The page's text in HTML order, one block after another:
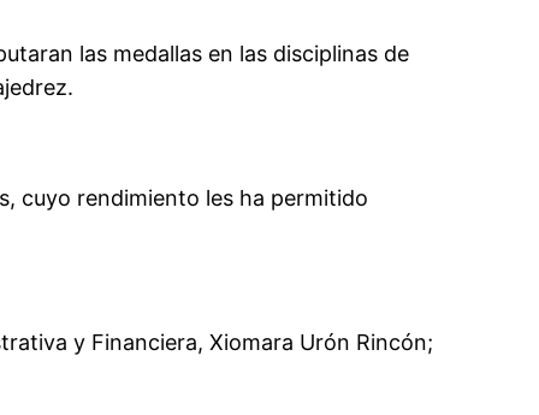
las medallas en las disciplinas de
cuyo rendimiento les ha permitido
y Financiera, Xiomara Urón Rincón;